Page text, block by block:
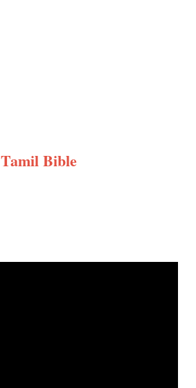
Tamil Bible